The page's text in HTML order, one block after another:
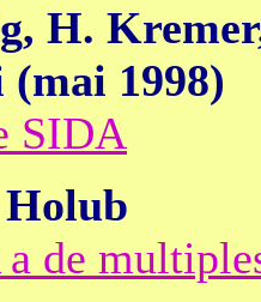
H.
1998)
SIDA
de